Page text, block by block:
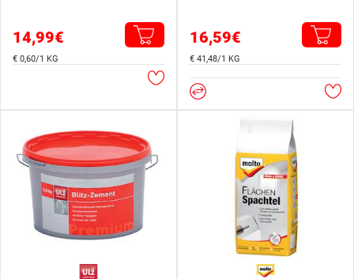
14,99€
€ 0,60/1 KG
16,59€
€ 41,48/1 KG